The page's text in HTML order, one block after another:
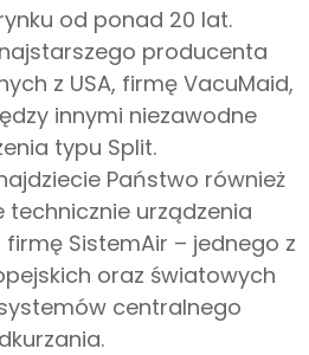
od ponad 20 lat.
producenta
z USA, firmę VacuMaid,
innymi niezawodne
typu Split.
Państwo również
urządzenia
SistemAir – jednego z
oraz światowych
centralnego